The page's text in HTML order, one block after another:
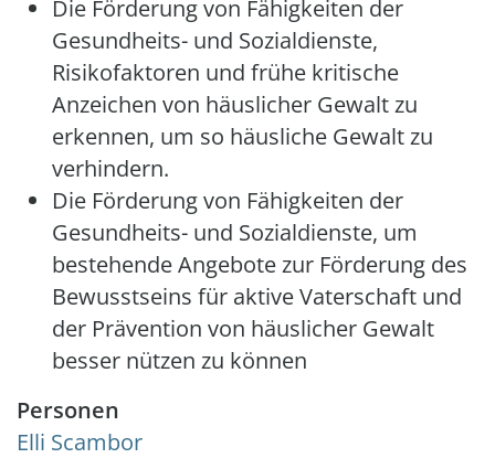
Die Förderung von Fähigkeiten der
Gesundheits- und Sozialdienste,
Risikofaktoren und frühe kritische
Anzeichen von häuslicher Gewalt zu
erkennen, um so häusliche Gewalt zu
verhindern.
Die Förderung von Fähigkeiten der
Gesundheits- und Sozialdienste, um
bestehende Angebote zur Förderung des
Bewusstseins für aktive Vaterschaft und
der Prävention von häuslicher Gewalt
besser nützen zu können
Personen
Elli Scambor